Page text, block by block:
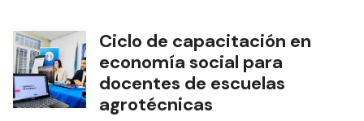
Ciclo de capacitación en
economía social para
docentes de escuelas
agrotécnicas